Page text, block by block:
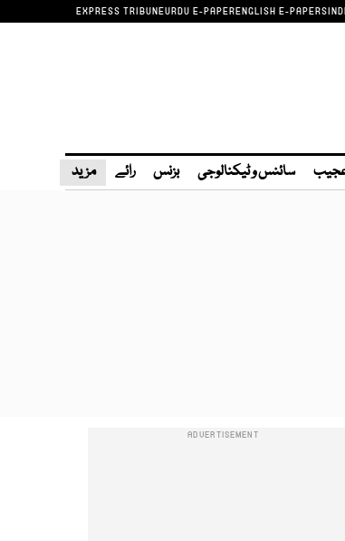
EXPRESS TRIBUNEURDU E-PAPERENGLISH E-PAPER
سائنس و ٹیکنالوجی بزنس رائے مزید